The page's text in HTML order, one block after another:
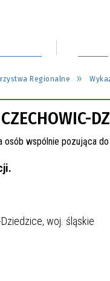
Regionalne
woj. śląskie